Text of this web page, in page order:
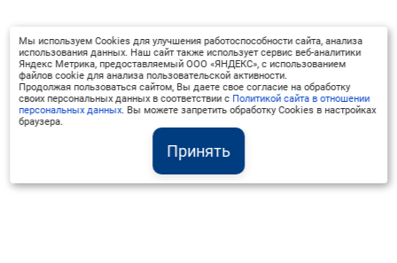
Принять
Мы используем Cookies для улучшения работоспособности сайта, анализа
использования данных. Наш сайт также использует сервис веб-аналитики
Яндекс Метрика, предоставляемый ООО «ЯНДЕКС», с использованием
файлов cookie для анализа пользовательской активности.
Продолжая пользоваться сайтом, Вы даете свое согласие на обработку
своих персональных данных в соответствии с Политикой сайта в отношении
персональных данных. Вы можете запретить обработку Cookies в настройках
браузера.